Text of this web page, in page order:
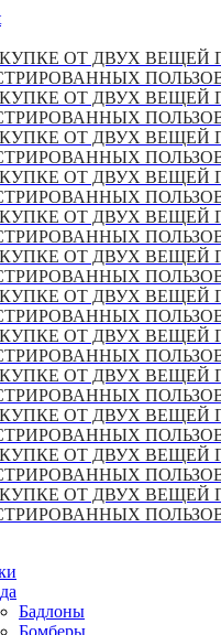
ОТ ДВУХ
ОТ ДВУХ
ОТ ДВУХ
ОТ ДВУХ
ОТ ДВУХ
ОТ ДВУХ
ОТ ДВУХ
ОТ ДВУХ
ОТ ДВУХ
ОТ ДВУХ
ОТ ДВУХ
ОТ ДВУХ
Бадлоны
Бомберы